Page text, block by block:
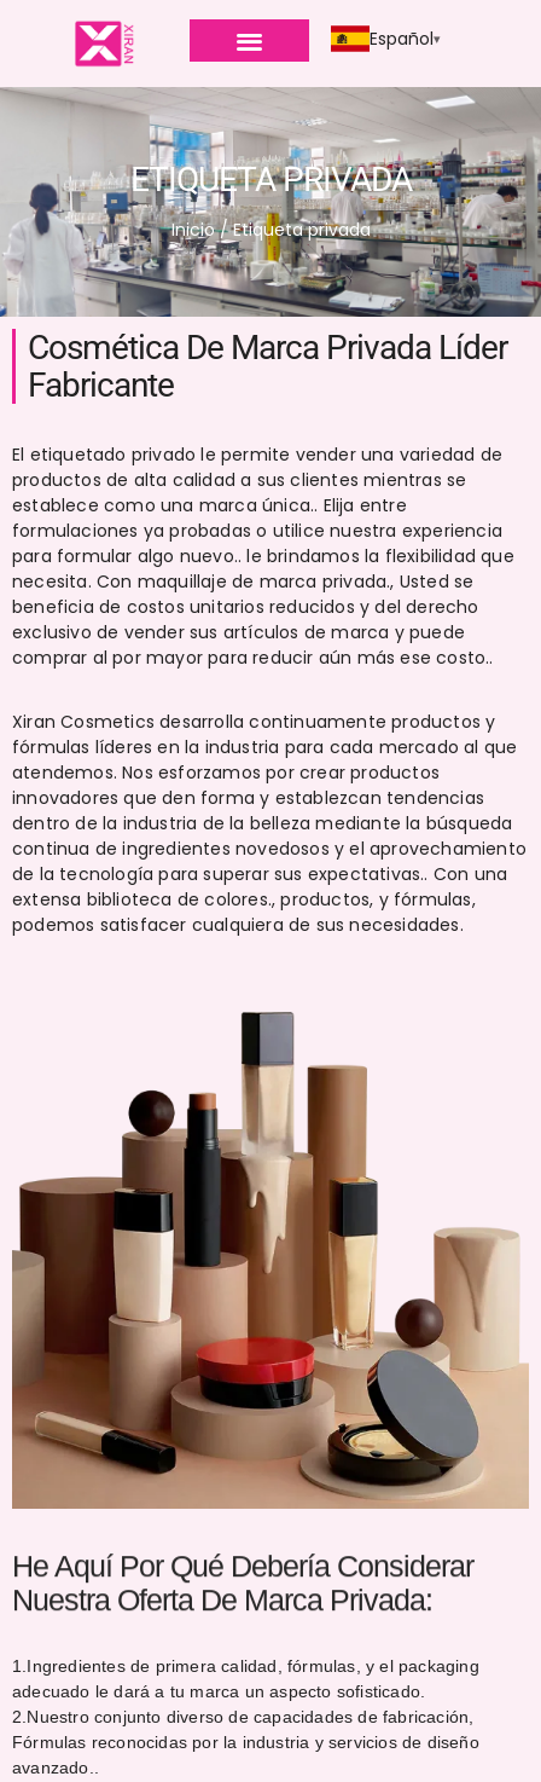
Español
ETIQUETA PRIVADA
Inicio/ Etiqueta privada
Cosmética De Marca Privada Líder
Fabricante
El etiquetado privado le permite vender una variedad de
productos de alta calidad a sus clientes mientras se
establece como una marca única.. Elija entre
formulaciones ya probadas o utilice nuestra experiencia
para formular algo nuevo.. le brindamos la flexibilidad que
necesita. Con maquillaje de marca privada., Usted se
beneficia de costos unitarios reducidos y del derecho
exclusivo de vender sus artículos de marca y puede
comprar al por mayor para reducir aún más ese costo..
Xiran Cosmetics desarrolla continuamente productos y
fórmulas líderes en la industria para cada mercado al que
atendemos. Nos esforzamos por crear productos
innovadores que den forma y establezcan tendencias
dentro de la industria de la belleza mediante la búsqueda
continua de ingredientes novedosos y el aprovechamiento
de la tecnología para superar sus expectativas.. Con una
extensa biblioteca de colores., productos, y fórmulas,
podemos satisfacer cualquiera de sus necesidades.
He Aquí Por Qué Debería Considerar
Nuestra Oferta De Marca Privada:
1.Ingredientes de primera calidad, fórmulas, y el packaging
adecuado le dará a tu marca un aspecto sofisticado.
2.Nuestro conjunto diverso de capacidades de fabricación,
Fórmulas reconocidas por la industria y servicios de diseño
avanzado..